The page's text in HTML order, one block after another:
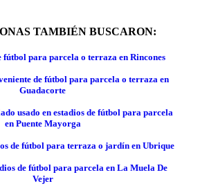
TAMBIÉN BUSCARON:
fútbol para parcela o terraza en Rincones
de fútbol para parcela o terraza en
Guadacorte
usado en estadios de fútbol para parcela
en Puente Mayorga
de fútbol para terraza o jardín en Ubrique
de fútbol para parcela en La Muela De
Vejer